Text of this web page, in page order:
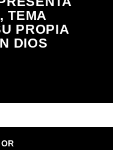
TEMA
PROPIA
DIOS